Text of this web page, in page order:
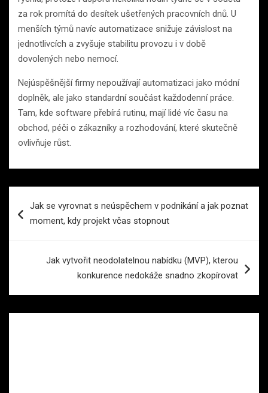
za rok promítá do desítek ušetřených pracovních dnů. U
menších týmů navíc automatizace snižuje závislost na
jednotlivcích a zvyšuje stabilitu provozu i v době
dovolených nebo nemocí.
Nejúspěšnější firmy nepoužívají automatizaci jako módní
doplněk, ale jako standardní součást každodenní práce.
Tam, kde software přebírá rutinu, mají lidé víc času na
obchod, péči o zákazníky a rozhodování, které skutečně
ovlivňuje růst.
proJak se vyrovnat s neúspěchem v podnikání a jak poznat
moment, kdy projekt včas stopnout
Jak vytvořit neodolatelnou nabídku (MVP), kterou
konkurence nedokáže snadno zkopírovat